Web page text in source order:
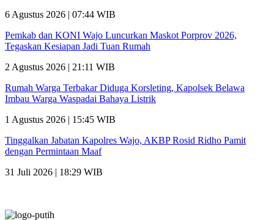
6 Agustus 2026 | 07:44 WIB
Pemkab dan KONI Wajo Luncurkan Maskot Porprov 2026,
Tegaskan Kesiapan Jadi Tuan Rumah
2 Agustus 2026 | 21:11 WIB
Rumah Warga Terbakar Diduga Korsleting, Kapolsek Belawa
Imbau Warga Waspadai Bahaya Listrik
1 Agustus 2026 | 15:45 WIB
Tinggalkan Jabatan Kapolres Wajo, AKBP Rosid Ridho Pamit
dengan Permintaan Maaf
31 Juli 2026 | 18:29 WIB